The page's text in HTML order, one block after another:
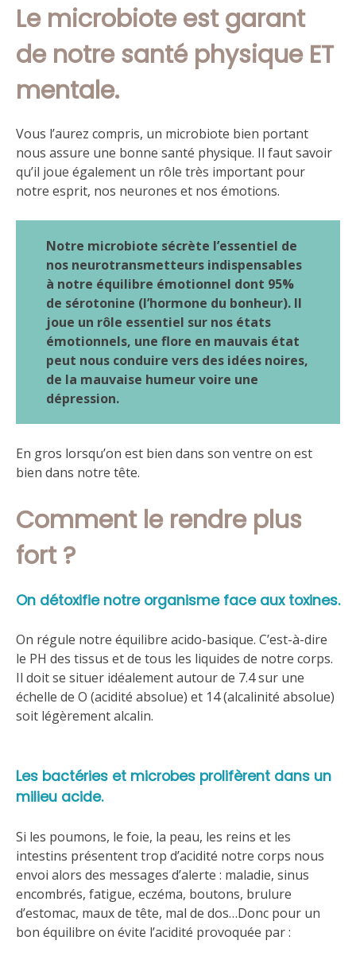
Le microbiote est garant
de notre santé physique ET
mentale.
Vous l’aurez compris, un microbiote bien portant
nous assure une bonne santé physique. Il faut savoir
qu’il joue également un rôle très important pour
notre esprit, nos neurones et nos émotions.
Notre microbiote sécrète l’essentiel de
nos neurotransmetteurs indispensables
à notre équilibre émotionnel dont 95%
de sérotonine (l’hormone du bonheur). Il
joue un rôle essentiel sur nos états
émotionnels, une flore en mauvais état
peut nous conduire vers des idées noires,
de la mauvaise humeur voire une
dépression.
En gros lorsqu’on est bien dans son ventre on est
bien dans notre tête.
Comment le rendre plus
fort ?
On détoxifie notre organisme face aux toxines.
On régule notre équilibre acido-basique. C’est-à-dire
le PH des tissus et de tous les liquides de notre corps.
Il doit se situer idéalement autour de 7.4 sur une
échelle de O (acidité absolue) et 14 (alcalinité absolue)
soit légèrement alcalin.
Les bactéries et microbes prolifèrent dans un
milieu acide.
Si les poumons, le foie, la peau, les reins et les
intestins présentent trop d’acidité notre corps nous
envoi alors des messages d’alerte : maladie, sinus
encombrés, fatigue, eczéma, boutons, brulure
d’estomac, maux de tête, mal de dos…Donc pour un
bon équilibre on évite l’acidité provoquée par :